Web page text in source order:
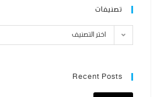
تصنيفات
اختر التصنيف
Recent Posts